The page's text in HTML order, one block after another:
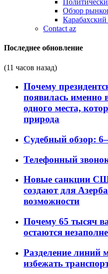
Обзор
Contact az
Последнее обновление
(11 часов назад)
Почему
появилась именно
одного места,
природа
Судебный обзор:
Телефонный
Новые санкции
создают для
возможности
Почему 65 тысяч
остаются
Разделение линий
избежать